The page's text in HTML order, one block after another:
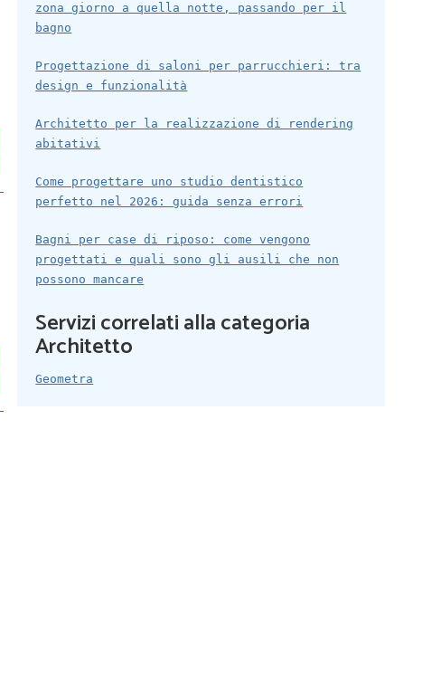
zona giorno a quella notte, passando per il
bagno
Progettazione di saloni per parrucchieri: tra
design e funzionalità
Architetto per la realizzazione di rendering
abitativi
Come progettare uno studio dentistico
perfetto nel 2026: guida senza errori
Bagni per case di riposo: come vengono
progettati e quali sono gli ausili che non
possono mancare
Servizi correlati alla categoria
Architetto
Geometra